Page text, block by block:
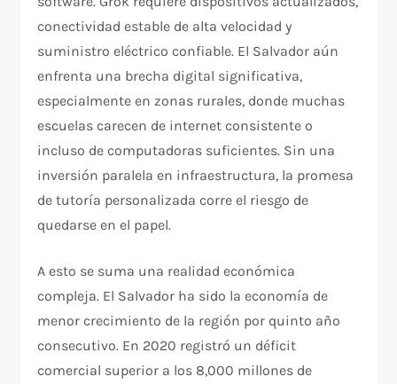
conectividad estable de alta velocidad y
suministro eléctrico confiable. El Salvador aún
enfrenta una brecha digital significativa,
especialmente en zonas rurales, donde muchas
escuelas carecen de internet consistente o
incluso de computadoras suficientes. Sin una
inversión paralela en infraestructura, la promesa
de tutoría personalizada corre el riesgo de
quedarse en el papel.
A esto se suma una realidad económica
compleja. El Salvador ha sido la economía de
menor crecimiento de la región por quinto año
consecutivo. En 2020 registró un déficit
comercial superior a los 8,000 millones de